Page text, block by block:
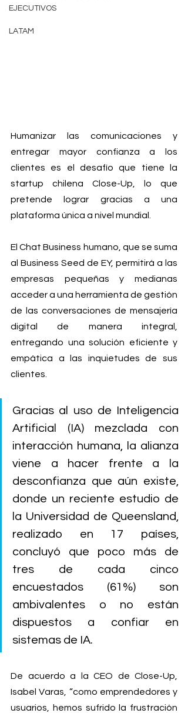
EJECUTIVOS
LATAM
Humanizar las comunicaciones y
entregar mayor confianza a los
clientes es el desafío que tiene la
startup chilena Close-Up, lo que
pretende lograr gracias a una
plataforma única a nivel mundial.
El Chat Business humano, que se suma
al Business Seed de EY, permitirá a las
empresas pequeñas y medianas
acceder a una herramienta de gestión
de las conversaciones de mensajería
digital de manera integral,
entregando una solución eficiente y
empática a las inquietudes de sus
clientes.
Gracias al uso de Inteligencia
Artificial (IA) mezclada con
interacción humana, la alianza
viene a hacer frente a la
desconfianza que aún existe,
donde un reciente estudio de
la Universidad de Queensland,
realizado en 17 países,
concluyó que poco más de
tres de cada cinco
encuestados (61%) son
ambivalentes o no están
dispuestos a confiar en
sistemas de IA.
De acuerdo a la CEO de Close-Up,
Isabel Varas, “como emprendedores y
usuarios, hemos sufrido la frustración